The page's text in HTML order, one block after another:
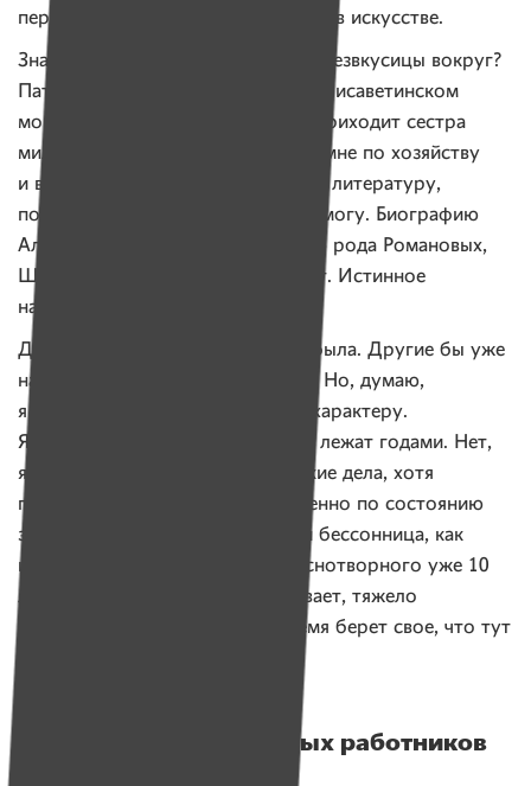
пересмотрела, поэтому знаю толк в искусстве.
Знаете, что спасает меня от этой безвкусицы вокруг?
Патронажная служба при Свято-Елисаветинском
монастыре. Раз в неделю ко мне приходит сестра
милосердия — Татьяна, помогает мне по хозяйству
и всегда читает очень интересную литературу,
потому что я сама читать уже не могу. Биографию
Александра Невского, биографию рода Романовых,
Шуйских, Бориса Годунова читает. Истинное
наслаждение, пища для ума!
До этого же я в основном одна была. Другие бы уже
на моем месте, наверное, скисли. Но, думаю,
я держусь, благодаря сильному характеру.
Я с ужасом думаю, как это люди лежат годами. Нет,
я не хочу лежать. У меня хозяйские дела, хотя
помногу приходится лежать, именно по состоянию
здоровья. А теперь у меня еще и бессонница, как
и у всех стариков и старух. Без снотворного уже 10
лет не засыпаю. А по утрам, бывает, тяжело
продирать глаза и вставать. Время берет свое, что тут
Про Путина, социальных работников